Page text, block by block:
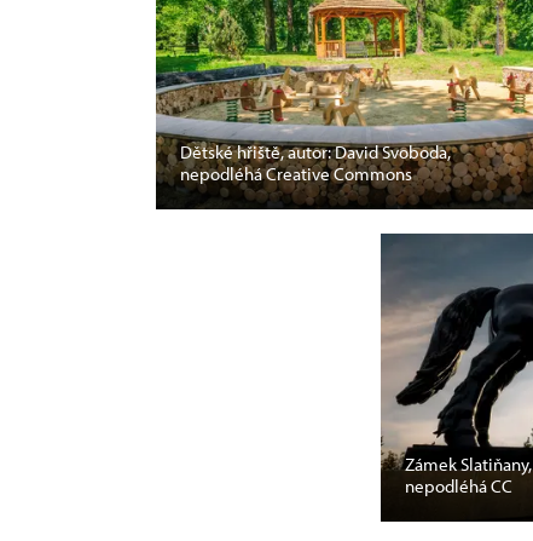
Dětské hřiště, autor: David Svoboda,
nepodléhá Creative Commons
Zámek
nepodléhá CC